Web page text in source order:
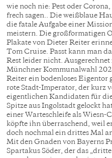
wie noch nie: Pest oder
frech sagen.. Die weißblaue
die fatale Aufgabe einer
meistern. Die großformatigen
Plakate von Dieter Reiter
Tom Cruise. Passt kann man
Rest leider nicht.
Münchner Kommunalwahl
Reiter ein bodenloses Eigentor
rote Stadt-Imperator, der kurz
eigentlichen Kandidaten für
Spitze aus Ingolstadt gelockt
einer Warteschleife als Wiesn-
köpfte ihn überraschend, weil
doch nochmal ein drittes Mal
Mit den Gnaden von Bayerns
Spartakus Söder, der das „dritte